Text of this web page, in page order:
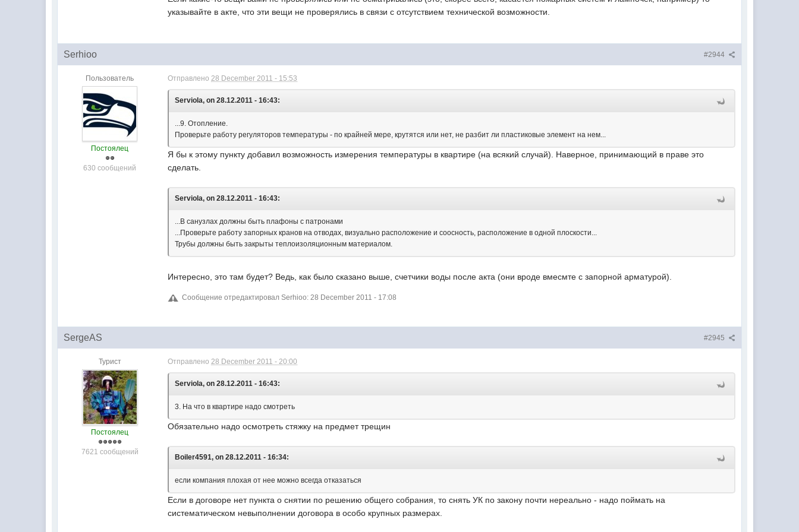
указывайте в акте, что эти вещи не проверялись в связи с отсутствием технической возможности.
#2944
Serhioo
Пользователь
Постоялец
630 сообщений
Отправлено28 December 2011 - 15:53
Serviola, on 28.12.2011 - 16:43:
...9. Отопление.
Проверьте работу регуляторов температуры - по крайней мере, крутятся или нет, не разбит ли пластиковые элемент на нем...
Я бы к этому пункту добавил возможность измерения температуры в квартире (на всякий случай). Наверное, принимающий в праве это
сделать.
Serviola, on 28.12.2011 - 16:43:
...В санузлах должны быть плафоны с патронами
...Проверьте работу запорных кранов на отводах, визуально расположение и соосность, расположение в одной плоскости...
Трубы должны быть закрыты теплоизоляционным материалом.
Интересно, это там будет? Ведь, как было сказано выше, счетчики воды после акта (они вроде вмесмте с запорной арматурой).
Сообщение отредактировал Serhioo: 28 December 2011 - 17:08
#2945
SergeAS
Турист
Постоялец
7621 сообщений
Отправлено28 December 2011 - 20:00
Serviola, on 28.12.2011 - 16:43:
3. На что в квартире надо смотреть
Обязательно надо осмотреть стяжку на предмет трещин
Boiler4591, on 28.12.2011 - 16:34:
если компания плохая от нее можно всегда отказаться
Если в договоре нет пункта о снятии по решению общего собрания, то снять УК по закону почти нереально - надо поймать на
систематическом невыполнении договора в особо крупных размерах.